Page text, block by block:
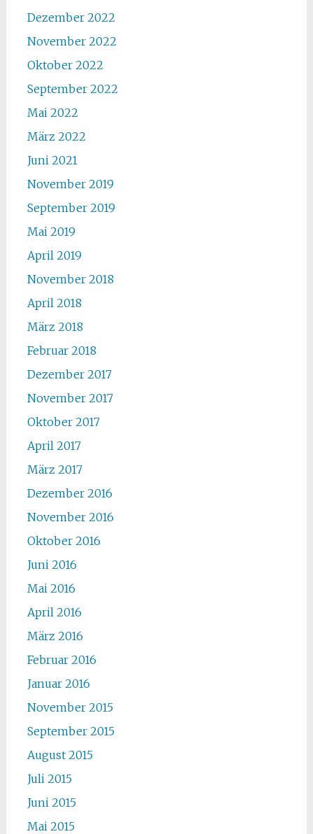
Dezember 2022
November 2022
Oktober 2022
September 2022
Mai 2022
März 2022
Juni 2021
November 2019
September 2019
Mai 2019
April 2019
November 2018
April 2018
März 2018
Februar 2018
Dezember 2017
November 2017
Oktober 2017
April 2017
März 2017
Dezember 2016
November 2016
Oktober 2016
Juni 2016
Mai 2016
April 2016
März 2016
Februar 2016
Januar 2016
November 2015
September 2015
August 2015
Juli 2015
Juni 2015
Mai 2015